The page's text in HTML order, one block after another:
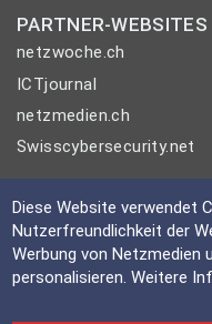
PARTNER-WEBSITES
netzwoche.ch
ICTjournal
netzmedien.ch
Swisscybersecurity.net
© NETZMEDIEN AG
Impressum
AGB
Nutzungsbestimmungen
Datenschutzerklärung
Diese Website verwendet
Nutzerfreundlichkeit der
Werbung von Netzmedien
personalisieren. Weitere